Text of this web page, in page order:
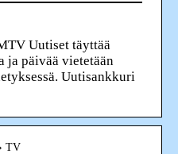
Uutiset täyttää
ja päivää vietetään
Uutisankkuri
TV